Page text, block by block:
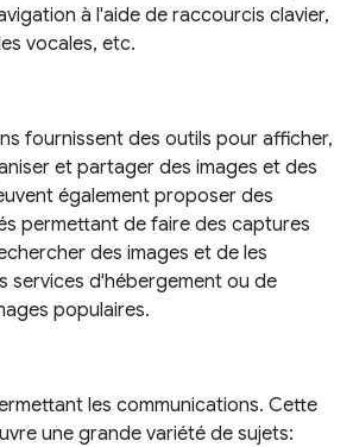
à l'aide de raccourcis clavier,
vocales, etc.
fournissent des outils pour afficher,
et partager des images et des
également proposer des
permettant de faire des captures
des images et de les
services d'hébergement ou de
populaires.
les communications. Cette
une grande variété de sujets: